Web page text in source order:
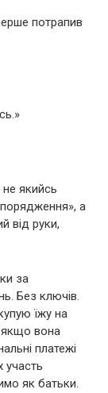
потрапив
якийсь
а
від руки,
за
Без ключів.
їжу на
вона
платежі
участь
як батьки.